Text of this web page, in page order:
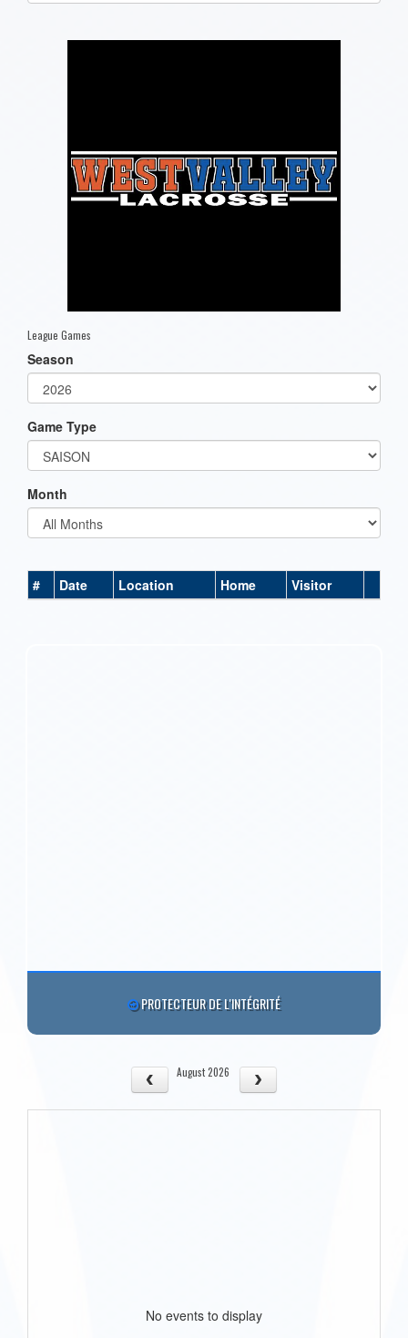
League Games
Season
Game Type
Month
# Date Location Home Visitor
PROTECTEUR DE L'INTÉGRITÉ
August 2026
No events to display